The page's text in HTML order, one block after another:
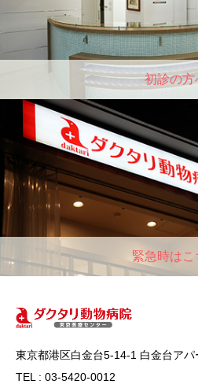
初診の方
緊急時はこ
東京都港区白金台5-14-1 白金台アパ
TEL : 03-5420-0012